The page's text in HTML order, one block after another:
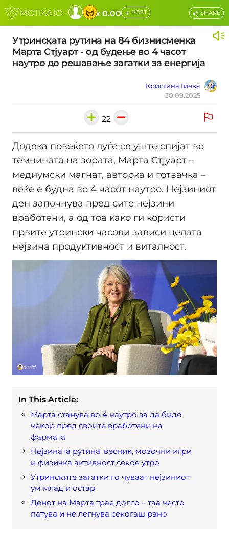
x 0.00 + POST
Утринската рутина на 84 бизнисменка
Марта Стјуарт - од будење во 4 часот
наутро до решавање загатки за енергија
Кристина Гиева
30.09.2025
SHARE
22
Додека повеќето луѓе се уште спијат во
темнината на зората, Марта Стјуарт –
медиумски магнат, авторка и готвачка –
веќе е будна во 4 часот наутро. Нејзиниот
ден започнува пред сите нејзини
вработени, а од тоа како ги користи
првите утрински часови зависи целата
нејзина продуктивност и виталност.
In This Article:
Марта станува во 4 наутро за да биде
чекор пред своите вработени на
фармата
Нејзината рутина: весник, мозочни игри
и физичка активност секое утро
Утринските загатки го чуваат нејзиниот
ум млад и остар
Денот на Марта трае долго – таа често
патува и не легнува секогаш рано